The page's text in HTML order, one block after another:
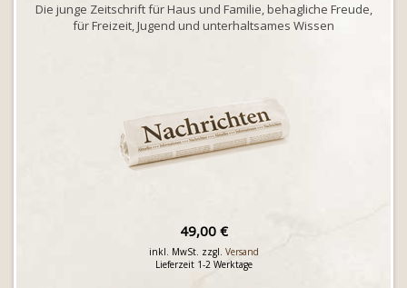
Die junge Zeitschrift für Haus und Familie, behagliche Freude,
für Freizeit, Jugend und unterhaltsames Wissen
49,00 €
inkl. MwSt. zzgl. Versand
Lieferzeit 1-2 Werktage